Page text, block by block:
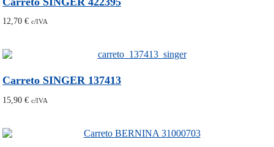
12,70 € c/IVA
Carreto SINGER 137413
15,90 € c/IVA